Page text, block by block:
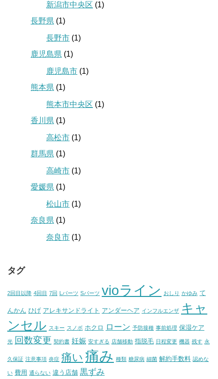
新潟市中央区 (1)
長野県 (1)
長野市 (1)
鹿児島県 (1)
鹿児島市 (1)
熊本県 (1)
熊本市中央区 (1)
香川県 (1)
高松市 (1)
群馬県 (1)
高崎市 (1)
愛媛県 (1)
松山市 (1)
奈良県 (1)
奈良市 (1)
タグ
2回目以降 4回目 7回 Lパーツ Sパーツ vioライン おしり かゆみ て
んかん ひげ アレキサンドライト アンダーヘア インフルエンザ キャ
ンセル スキー スノボ ホクロ ローン 予防接種 事前処理 保湿ケア
光 回数変更 契約書 妊娠 安すぎる 店舗移動 指脱毛 日程変更 機器 残す 永
久保証 注意事項 炎症 痛い 痛み 種類 糖尿病 細菌 解約手数料 認めな
い 費用 通らない 違う店舗 黒ずみ